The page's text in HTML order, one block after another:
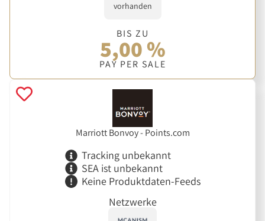
vorhanden
BIS ZU
5,00 %
PAY PER SALE
Marriott Bonvoy - Points.com
Tracking unbekannt
SEA ist unbekannt
Keine Produktdaten-Feeds
Netzwerke